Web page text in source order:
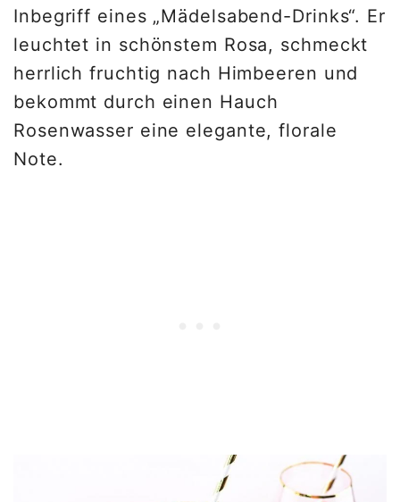
Inbegriff eines „Mädelsabend-Drinks“. Er
leuchtet in schönstem Rosa, schmeckt
herrlich fruchtig nach Himbeeren und
bekommt durch einen Hauch
Rosenwasser eine elegante, florale
Note.